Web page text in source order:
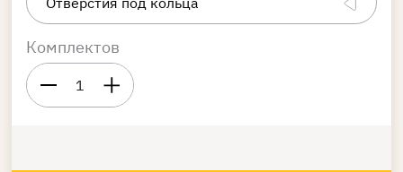
Комплектов
1